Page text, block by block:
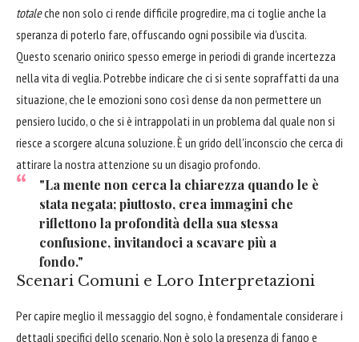
totaleche non solo ci rende difficile progredire, ma ci toglie anche la
speranza di poterlo fare, offuscando ogni possibile via d'uscita.
Questo scenario onirico spesso emerge in periodi di grande incertezza
nella vita di veglia. Potrebbe indicare che ci si sente sopraffatti da una
situazione, che le emozioni sono così dense da non permettere un
pensiero lucido, o che si è intrappolati in un problema dal quale non si
riesce a scorgere alcuna soluzione. È un grido dell'inconscio che cerca di
attirare la nostra attenzione su un disagio profondo.
"La mente non cerca la chiarezza quando le è
stata negata; piuttosto, crea immagini che
riflettono la profondità della sua stessa
confusione, invitandoci a scavare più a
fondo."
Scenari Comuni e Loro Interpretazioni
Per capire meglio il messaggio del sogno, è fondamentale considerare i
dettagli specifici dello scenario. Non è solo la presenza di fango e